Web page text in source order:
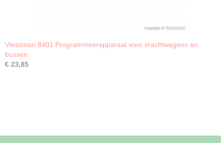
Viessman 8401 Programmeerapparaat voor vrachtwagens en
bussen
€ 23,85